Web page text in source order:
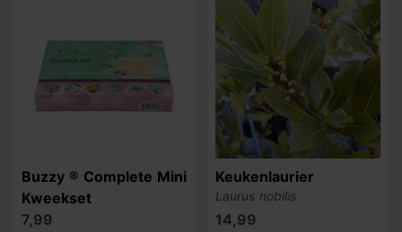
Buzzy ® Complete Mini
Kweekset
7,99
Keukenlaurier
Laurus nobilis
14,99